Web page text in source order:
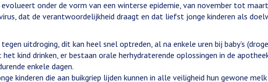
onder de vorm van een winterse epidemie, van november tot
dat de verantwoordelijkheid draagt en dat liefst jonge kinderen als
uitdroging, dit kan heel snel optreden, al na enkele uren bij baby’s
kind drinken, er bestaan orale herhydraterende oplossingen in de
enkele dagen.
kinderen die aan buikgriep lijden kunnen in alle veiligheid hun gewone